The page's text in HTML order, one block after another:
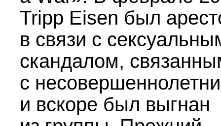
Tripp Eisen был
в связи с
скандалом,
с
и вскоре был выгнан